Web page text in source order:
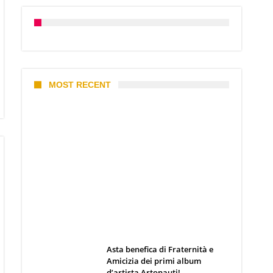
MOST RECENT
Asta benefica di Fraternità e
Amicizia dei primi album